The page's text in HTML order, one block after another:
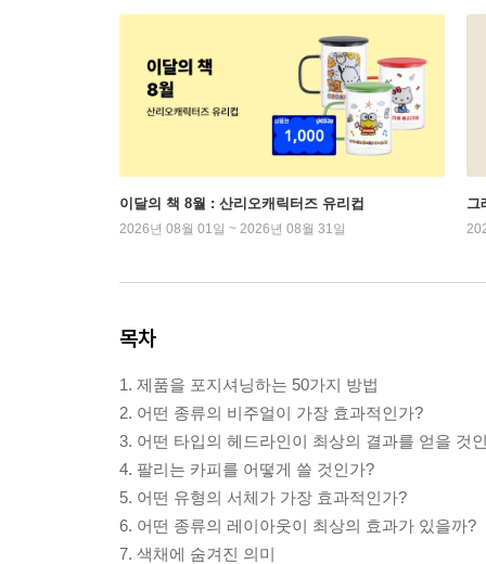
이달의 책 8월 : 산리오캐릭터즈 유리컵
2026년 08월 01일 ~ 2026년 08월 31일
그
목차
1. 제품을 포지셔닝하는 50가지 방법
2. 어떤 종류의 비주얼이 가장 효과적인가?
3. 어떤 타입의 헤드라인이 최상의 결과를 얻을 것
4. 팔리는 카피를 어떻게 쓸 것인가?
5. 어떤 유형의 서체가 가장 효과적인가?
6. 어떤 종류의 레이아웃이 최상의 효과가 있을까?
7. 색채에 숨겨진 의미